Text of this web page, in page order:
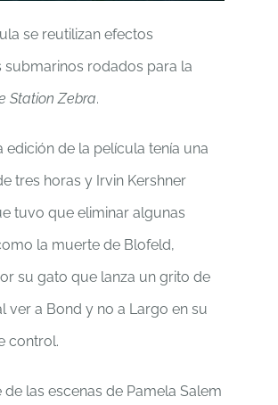
se reutilizan efectos
submarinos rodados para la
Station Zebra.
edición de la película tenía una
tres horas y Irvin Kershner
tuvo que eliminar algunas
la muerte de Blofeld,
su gato que lanza un grito de
ver a Bond y no a Largo en su
control.
de las escenas de Pamela Salem